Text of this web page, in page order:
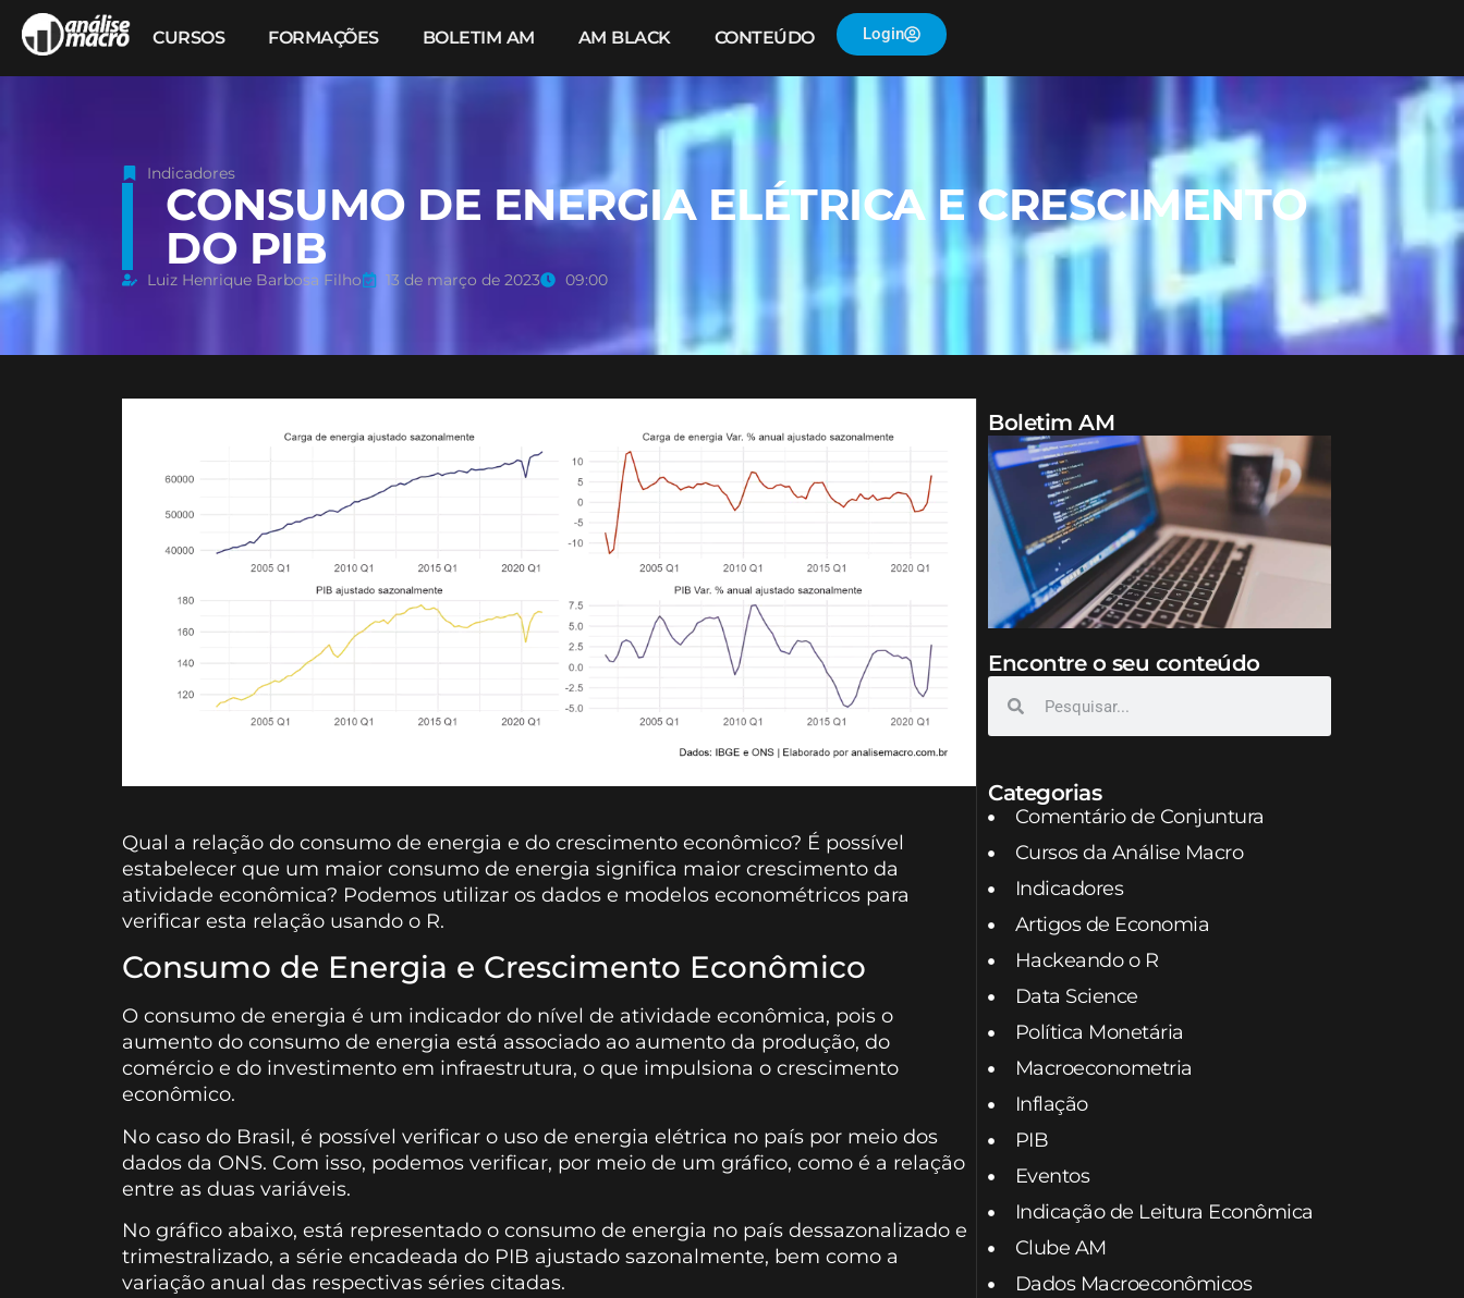
CURSOS FORMAÇÕES BOLETIM AM AM BLACK CONTEÚDO Login
Indicadores
CONSUMO DE ENERGIA ELÉTRICA E CRESCIMENTO
DO PIB
Luiz Henrique Barbosa Filho 13 de março de 2023 09:00
Qual a relação do consumo de energia e do crescimento econômico? É possível
estabelecer que um maior consumo de energia significa maior crescimento da
atividade econômica? Podemos utilizar os dados e modelos econométricos para
verificar esta relação usando o R.
Consumo de Energia e Crescimento Econômico
O consumo de energia é um indicador do nível de atividade econômica, pois o
aumento do consumo de energia está associado ao aumento da produção, do
comércio e do investimento em infraestrutura, o que impulsiona o crescimento
econômico.
No caso do Brasil, é possível verificar o uso de energia elétrica no país por meio dos
dados da ONS. Com isso, podemos verificar, por meio de um gráfico, como é a relação
entre as duas variáveis.
No gráfico abaixo, está representado o consumo de energia no país dessazonalizado e
trimestralizado, a série encadeada do PIB ajustado sazonalmente, bem como a
variação anual das respectivas séries citadas.
Boletim AM
Encontre o seu conteúdo
Categorias
Comentário de Conjuntura
Cursos da Análise Macro
Indicadores
Artigos de Economia
Hackeando o R
Data Science
Política Monetária
Macroeconometria
Inflação
PIB
Eventos
Indicação de Leitura Econômica
Clube AM
Dados Macroeconômicos